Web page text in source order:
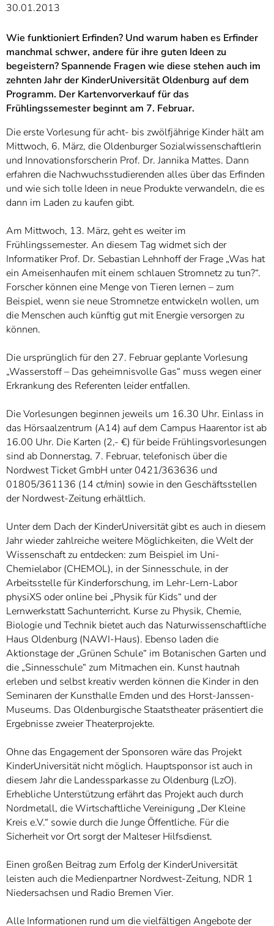
30.01.2013
Wie funktioniert Erfinden? Und warum haben es Erfinder
manchmal schwer, andere für ihre guten Ideen zu
begeistern? Spannende Fragen wie diese stehen auch im
zehnten Jahr der KinderUniversität Oldenburg auf dem
Programm. Der Kartenvorverkauf für das
Frühlingssemester beginnt am 7. Februar.
Die erste Vorlesung für acht- bis zwölfjährige Kinder hält am
Mittwoch, 6. März, die Oldenburger Sozialwissenschaftlerin
und Innovationsforscherin Prof. Dr. Jannika Mattes. Dann
erfahren die Nachwuchsstudierenden alles über das Erfinden
und wie sich tolle Ideen in neue Produkte verwandeln, die es
dann im Laden zu kaufen gibt.
Am Mittwoch, 13. März, geht es weiter im
Frühlingssemester. An diesem Tag widmet sich der
Informatiker Prof. Dr. Sebastian Lehnhoff der Frage „Was hat
ein Ameisenhaufen mit einem schlauen Stromnetz zu tun?“.
Forscher können eine Menge von Tieren lernen – zum
Beispiel, wenn sie neue Stromnetze entwickeln wollen, um
die Menschen auch künftig gut mit Energie versorgen zu
können.
Die ursprünglich für den 27. Februar geplante Vorlesung
„Wasserstoff – Das geheimnisvolle Gas“ muss wegen einer
Erkrankung des Referenten leider entfallen.
Die Vorlesungen beginnen jeweils um 16.30 Uhr. Einlass in
das Hörsaalzentrum (A14) auf dem Campus Haarentor ist ab
16.00 Uhr. Die Karten (2,- €) für beide Frühlingsvorlesungen
sind ab Donnerstag, 7. Februar, telefonisch über die
Nordwest Ticket GmbH unter 0421/363636 und
01805/361136 (14 ct/min) sowie in den Geschäftsstellen
der Nordwest-Zeitung erhältlich.
Unter dem Dach der KinderUniversität gibt es auch in diesem
Jahr wieder zahlreiche weitere Möglichkeiten, die Welt der
Wissenschaft zu entdecken: zum Beispiel im Uni-
Chemielabor (CHEMOL), in der Sinnesschule, in der
Arbeitsstelle für Kinderforschung, im Lehr-Lern-Labor
physiXS oder online bei „Physik für Kids“ und der
Lernwerkstatt Sachunterricht. Kurse zu Physik, Chemie,
Biologie und Technik bietet auch das Naturwissenschaftliche
Haus Oldenburg (NAWI-Haus). Ebenso laden die
Aktionstage der „Grünen Schule“ im Botanischen Garten und
die „Sinnesschule“ zum Mitmachen ein. Kunst hautnah
erleben und selbst kreativ werden können die Kinder in den
Seminaren der Kunsthalle Emden und des Horst-Janssen-
Museums. Das Oldenburgische Staatstheater präsentiert die
Ergebnisse zweier Theaterprojekte.
Ohne das Engagement der Sponsoren wäre das Projekt
KinderUniversität nicht möglich. Hauptsponsor ist auch in
diesem Jahr die Landessparkasse zu Oldenburg (LzO).
Erhebliche Unterstützung erfährt das Projekt auch durch
Nordmetall, die Wirtschaftliche Vereinigung „Der Kleine
Kreis e.V.“ sowie durch die Junge Öffentliche. Für die
Sicherheit vor Ort sorgt der Malteser Hilfsdienst.
Einen großen Beitrag zum Erfolg der KinderUniversität
leisten auch die Medienpartner Nordwest-Zeitung, NDR 1
Niedersachsen und Radio Bremen Vier.
Alle Informationen rund um die vielfältigen Angebote der